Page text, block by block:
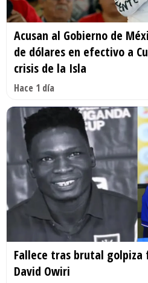
Acusan al Gobierno de
de dólares en efectivo a
crisis de la Isla
Hace 1 día
Fallece tras brutal
David Owiri